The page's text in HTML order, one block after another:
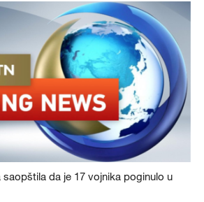
da je 17 vojnika poginulo u